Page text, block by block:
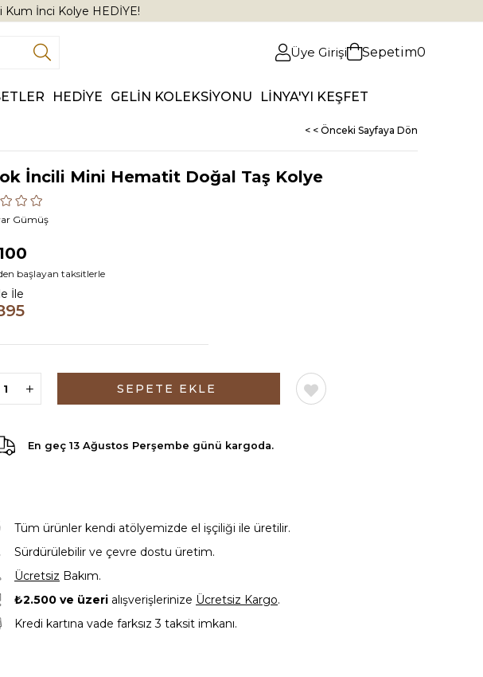
Kum İnci Kolye HEDİYE!
Üye Girişi Sepetim0
HEDİYE GELİN KOLEKSİYONU LİNYA'YI KEŞFET
< < Önceki Sayfaya Dön
İncili Mini Hematit Doğal Taş Kolye
Gümüş
başlayan taksitlerle
İle
En geç 13 Ağustos Perşembe günü kargoda.
Tüm ürünler kendi atölyemizde el işçiliği ile üretilir.
Sürdürülebilir ve çevre dostu üretim.
Ücretsiz Bakım.
₺2.500 ve üzeri alışverişlerinize Ücretsiz Kargo.
Kredi kartına vade farksız 3 taksit imkanı.